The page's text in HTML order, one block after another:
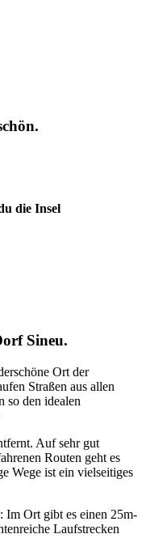
die Insel
Sineu.
Ort der
Straßen aus allen
so den idealen
Auf sehr gut
Routen geht es
Wege ist ein vielseitiges
Im Ort gibt es einen 25m-
Laufstrecken